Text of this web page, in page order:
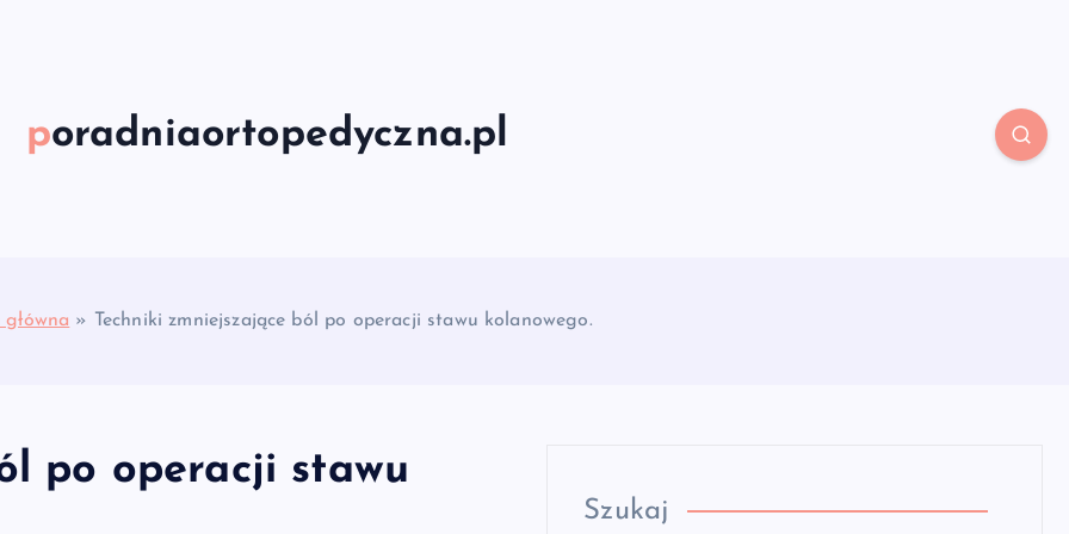
poradniaortopedyczna.pl
» Techniki zmniejszające ból po operacji stawu kolanowego.
po operacji stawu
Szukaj